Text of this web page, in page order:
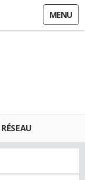
MENU
RÉSEAU